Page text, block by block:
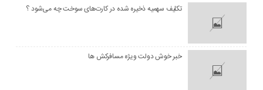
تکلیف سهمیه ذخیره شده در کارت‌های سوخت چه می‌شود ؟
خبر خوش دولت ویژه مسافرکش‌ ها